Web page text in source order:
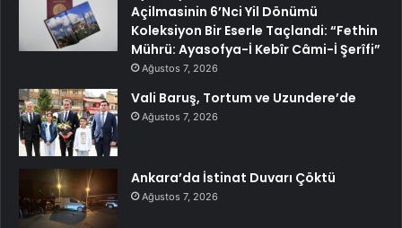
Açilmasinin 6’Nci Yil Dönümü
Koleksiyon Bir Eserle Taçlandi: “Fethin
Mührü: Ayasofya-İ Kebîr Câmi-İ Şerîfi”
Ağustos 7, 2026
Vali Baruş, Tortum ve Uzundere’de
Ağustos 7, 2026
Ankara’da İstinat Duvarı Çöktü
Ağustos 7, 2026